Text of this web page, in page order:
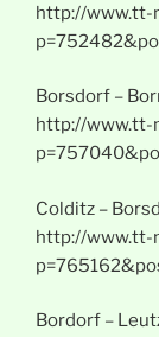
http://www.tt-
Borsdorf –
http://www.tt-
Colditz –
http://www.tt-
Bordorf –